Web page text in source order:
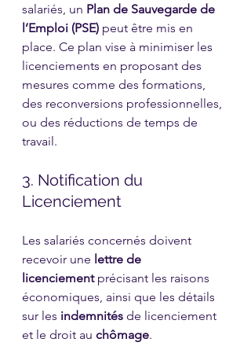
salariés, un Plan de Sauvegarde de
l’Emploi (PSE) peut être mis en
place. Ce plan vise à minimiser les
licenciements en proposant des
mesures comme des formations,
des reconversions professionnelles,
ou des réductions de temps de
travail.
3. Notification du
Licenciement
Les salariés concernés doivent
recevoir une lettre de
licenciement précisant les raisons
économiques, ainsi que les détails
sur les indemnités de licenciement
et le droit au chômage.